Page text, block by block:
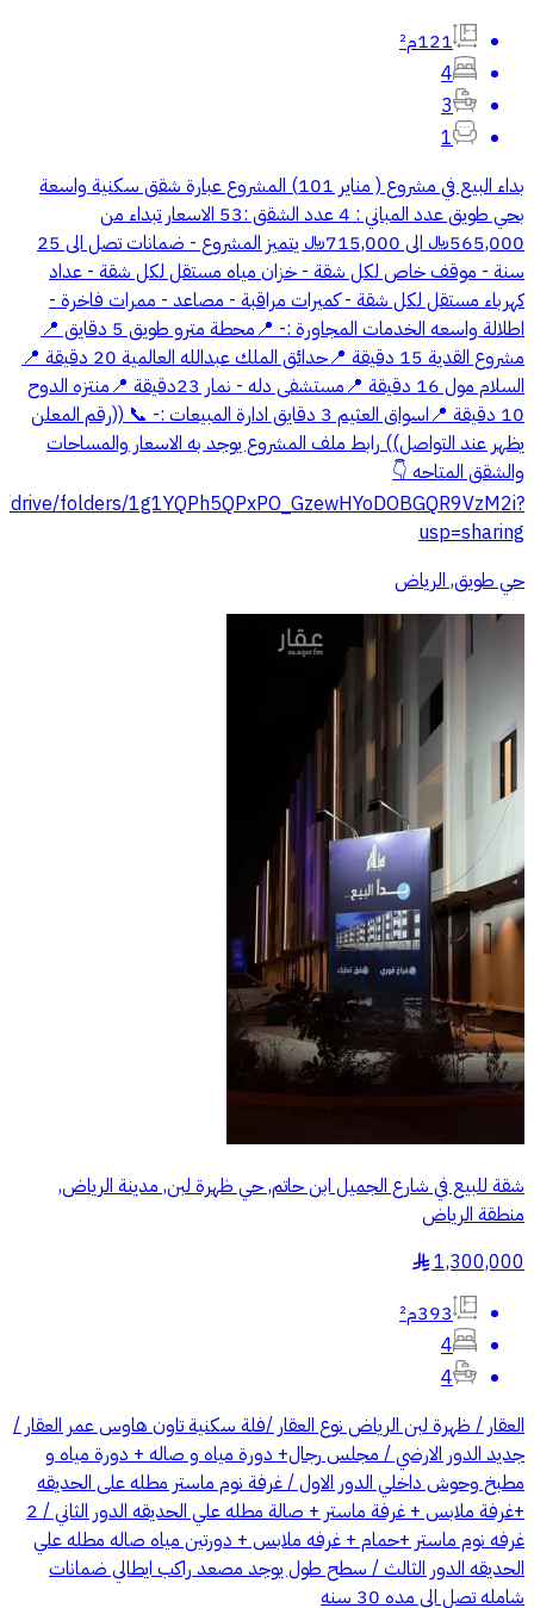
121م²
4
3
1
بداء البيع في مشروع ( مناير 101) المشروع عبارة شقق سكنية واسعة
بحي طويق عدد المباني : 4 عدد الشقق :53 الاسعار تبداء من
565,000﷼ الى 715,000﷼ يتميز المشروع - ضمانات تصل الى 25
سنة - ⁠موقف خاص لكل شقة - ⁠خزان مياه مستقل لكل شقة - ⁠عداد
كهرباء مستقل لكل شقة - ⁠كميرات مراقبة - ⁠مصاعد - ⁠ممرات فاخرة -
⁠اطلالة واسعه الخدمات المجاورة :- 📍محطة مترو طويق 5 دقايق 📍
مشروع القدية 15 دقيقة 📍حدائق الملك عبدالله العالمية 20 دقيقة 📍
السلام مول 16 دقيقة 📍مستشفى دله - نمار 23دقيقة 📍منتزه الدوح
10 دقيقة 📍اسواق العثيم 3 دقايق ادارة المبيعات :- 📞 ((رقم المعلن
يظهر عند التواصل)) رابط ملف المشروع يوجد به الاسعار والمساحات
والشقق المتاحه 👇
folders/1g1YQPh5QPxPO_GzewHYoDOBGQR9VzM2i?
usp=sharing
حي طويق, الرياض
شقة للبيع في شارع الجميل ابن حاتم, حي ظهرة لبن, مدينة الرياض,
منطقة الرياض
1,300,000
§
393م²
4
4
العقار / ظهرة لبن الرياض نوع العقار /فلة سكنية تاون هاوس عمر العقار /
جديد الدور الارضي / مجلس رجال+ دورة مياه و صاله + دورة مياه و
مطبخ وحوش داخلي الدور الاول / غرفة نوم ماستر مطله على الحديقه
+غرفة ملابس + غرفة ماستر + صالة مطله علي الحديقه الدور الثاني / 2
غرفه نوم ماستر +حمام + غرفه ملابس + دورتين مياه صاله مطله علي
الحديقه الدور الثالث / سطح طول يوجد مصعد راكب ايطالي ضمانات
شامله تصل الى مده 30 سنه